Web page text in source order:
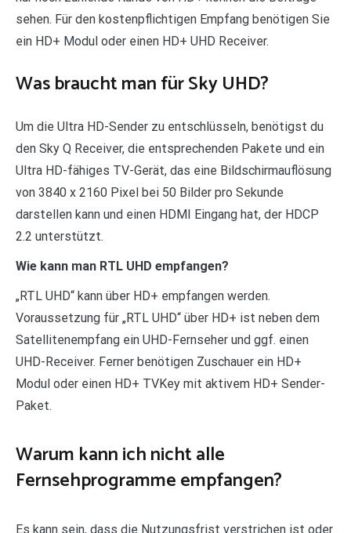
sehen. Für den kostenpflichtigen Empfang benötigen Sie
ein HD+ Modul oder einen HD+ UHD Receiver.
Was braucht man für Sky UHD?
Um die Ultra HD-Sender zu entschlüsseln, benötigst du
den Sky Q Receiver, die entsprechenden Pakete und ein
Ultra HD-fähiges TV-Gerät, das eine Bildschirmauflösung
von 3840 x 2160 Pixel bei 50 Bilder pro Sekunde
darstellen kann und einen HDMI Eingang hat, der HDCP
2.2 unterstützt.
Wie kann man RTL UHD empfangen?
„RTL UHD“ kann über HD+ empfangen werden.
Voraussetzung für „RTL UHD“ über HD+ ist neben dem
Satellitenempfang ein UHD-Fernseher und ggf. einen
UHD-Receiver. Ferner benötigen Zuschauer ein HD+
Modul oder einen HD+ TVKey mit aktivem HD+ Sender-
Paket.
Warum kann ich nicht alle
Fernsehprogramme empfangen?
Es kann sein, dass die Nutzungsfrist verstrichen ist oder